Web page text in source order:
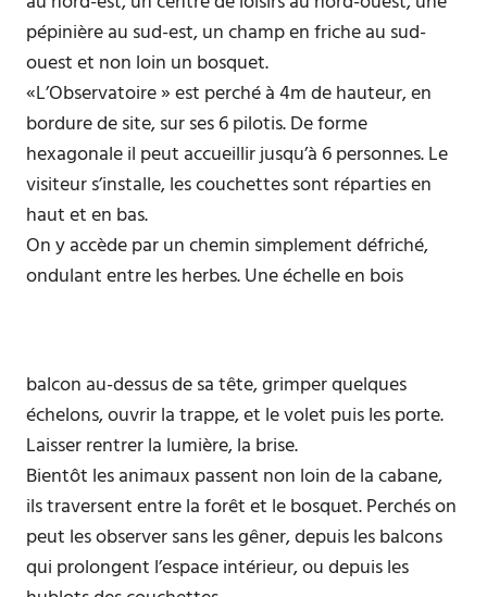
pépinière au sud-est, un champ en friche au sud-
ouest et non loin un bosquet.
«L’Observatoire » est perché à 4m de hauteur, en
bordure de site, sur ses 6 pilotis. De forme
hexagonale il peut accueillir jusqu’à 6 personnes. Le
visiteur s’installe, les couchettes sont réparties en
haut et en bas.
On y accède par un chemin simplement défriché,
ondulant entre les herbes. Une échelle en bois
balcon au-dessus de sa tête, grimper quelques
échelons, ouvrir la trappe, et le volet puis les porte.
Laisser rentrer la lumière, la brise.
Bientôt les animaux passent non loin de la cabane,
ils traversent entre la forêt et le bosquet. Perchés on
peut les observer sans les gêner, depuis les balcons
qui prolongent l’espace intérieur, ou depuis les